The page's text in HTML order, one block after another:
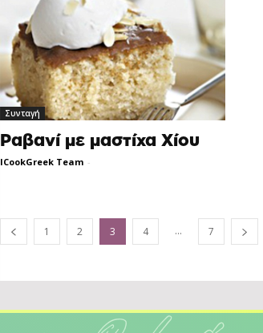
Συνταγή
Ραβανί με μαστίχα Χίου
ICookGreek Team -
1 2 3 4 ... 7